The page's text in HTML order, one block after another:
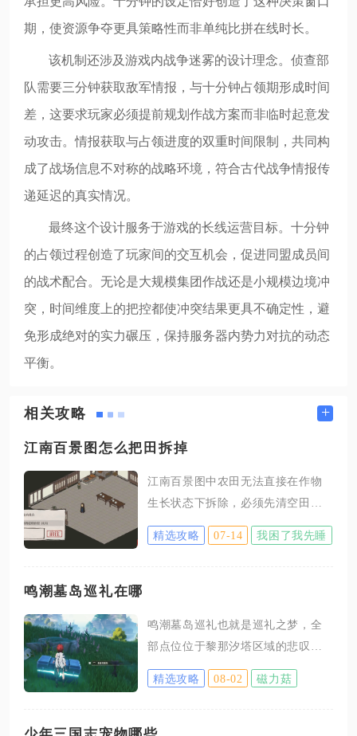
期，使资源争夺更具策略性而非单纯比拼在线时长。
该机制还涉及游戏内战争迷雾的设计理念。侦查部
队需要三分钟获取敌军情报，与十分钟占领期形成时间
差，这要求玩家必须提前规划作战方案而非临时起意发
动攻击。情报获取与占领进度的双重时间限制，共同构
成了战场信息不对称的战略环境，符合古代战争情报传
递延迟的真实情况。
最终这个设计服务于游戏的长线运营目标。十分钟
的占领过程创造了玩家间的交互机会，促进同盟成员间
的战术配合。无论是大规模集团作战还是小规模边境冲
突，时间维度上的把控都使冲突结果更具不确定性，避
免形成绝对的实力碾压，保持服务器内势力对抗的动态
平衡。
相关攻略 +
江南百景图怎么把田拆掉
江南百景图中农田无法直接在作物
生长状态下拆除，必须先清空田地
内的农作物，再通过改布局编辑模
式执行拆除操作，拆除后农田地块
方式。很多玩家初次调整城建规划
时，会遇到点击农田没有拆除按钮
的问题，核心原因都是田块内存在
精选攻略 07-14 我困了我先睡
鸣潮墓岛巡礼在哪
鸣潮墓岛巡礼也就是巡礼之梦，全
部点位位于黎那汐塔区域的悲叹墓
岛，解锁前置条件为先推进主线开
放黎那汐塔地图，抵达悲叹墓岛区
即可开启系列巡礼挑战。想要顺利
精选攻略 08-02 磁力菇